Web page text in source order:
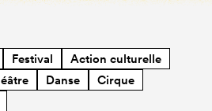
Festival
Action culturelle
Danse
Cirque